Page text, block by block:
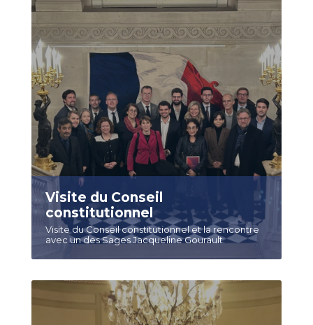
Visite du Conseil
constitutionnel
Visite du Conseil constitutionnel et la rencontre
avec un des Sages Jacqueline Gourault.